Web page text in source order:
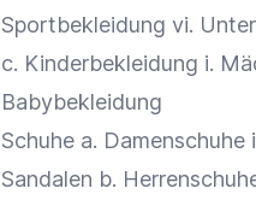
Sportbekleidung vi.
c. Kinderbekleidung i.
Babybekleidung
Schuhe a.
Sandalen b.